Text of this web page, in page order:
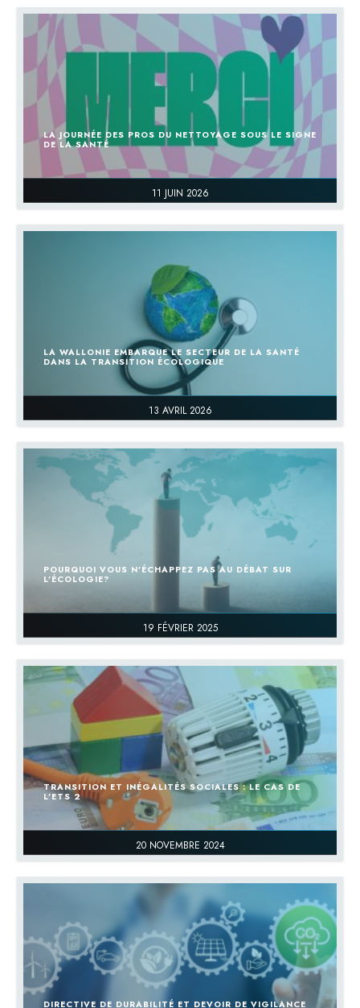
11 JUIN 2026
LA JOURNÉE DES PROS DU NETTOYAGE SOUS LE SIGNE
DE LA SANTÉ
13 AVRIL 2026
LA WALLONIE EMBARQUE LE SECTEUR DE LA SANTÉ
DANS LA TRANSITION ÉCOLOGIQUE
19 FÉVRIER 2025
POURQUOI VOUS N’ÉCHAPPEZ PAS AU DÉBAT SUR
L’ÉCOLOGIE?
20 NOVEMBRE 2024
TRANSITION ET INÉGALITÉS SOCIALES : LE CAS DE
L’ETS 2
DIRECTIVE DE DURABILITÉ ET DEVOIR DE VIGILANCE